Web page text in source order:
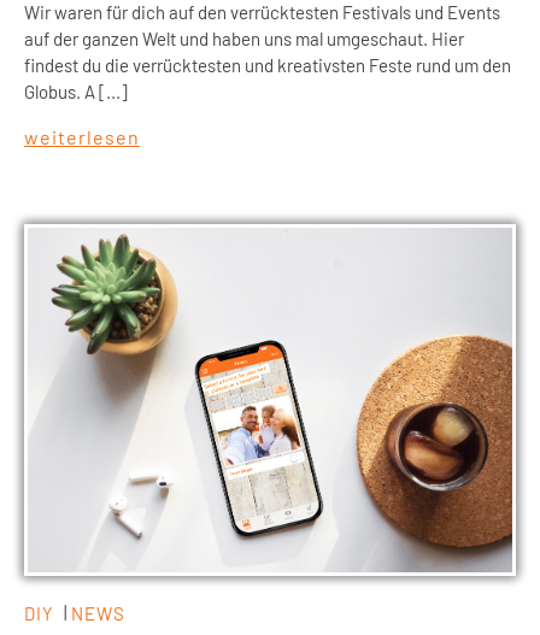
Wir waren für dich auf den verrücktesten Festivals und Events
auf der ganzen Welt und haben uns mal umgeschaut. Hier
findest du die verrücktesten und kreativsten Feste rund um den
Globus. A [...]
weiterlesen
DIY NEWS